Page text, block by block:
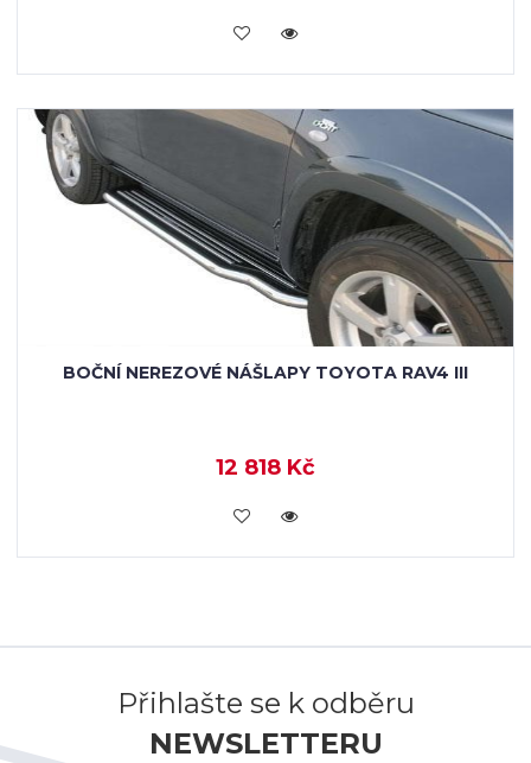
KOUPIT
BOČNÍ NEREZOVÉ NÁŠLAPY TOYOTA RAV4 III
12 818 Kč
KOUPIT
Přihlašte se k odběru
NEWSLETTERU